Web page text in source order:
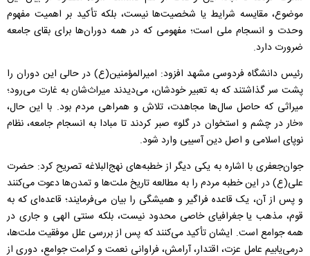
موضوع، مقایسه شرایط یا شخصیت‌ها نیست، بلکه تأکید بر اهمیت مفهوم
وحدت و انسجام ملی است؛ مفهومی که در همه دوران‌ها برای بقای جامعه
ضرورت دارد.
رئیس دانشگاه فردوسی مشهد افزود: امیرالمؤمنین(ع) در حالی این دوران را
پشت سر گذاشتند که به تعبیر خودشان، می‌دیدند میراث‌شان به غارت می‌رود؛
میراثی که حاصل سال‌ها مجاهدت، تلاش و همراهی مردم بود. با این حال،
«خار در چشم و استخوان در گلو» صبر کردند تا مبادا به انسجام جامعه، نظام
نوپای اسلامی و اصل دین آسیبی وارد شود.
جوان‌جعفری با اشاره به یکی دیگر از خطبه‌های نهج‌البلاغه تصریح کرد: حضرت
علی(ع) در این خطبه مردم را به مطالعه تاریخ ملت‌ها و تمدن‌ها دعوت می‌کنند
و پس از آن، یک قاعده فراگیر و همیشگی را بیان می‌فرمایند؛ قاعده‌ای که به
قوم، مذهب یا جغرافیای خاصی محدود نیست، بلکه سنتی الهی و جاری در
همه جوامع است. ایشان تأکید می‌کنند که پس از بررسی علل موفقیت ملت‌ها،
درمی‌یابیم عامل عزت، اقتدار، آرامش، فراوانی نعمت و کرامت جوامع، دوری از